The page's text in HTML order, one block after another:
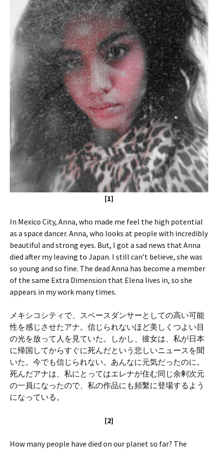
[1]
In Mexico City, Anna, who made me feel the high potential
as a space dancer. Anna, who looks at people with incredibly
beautiful and strong eyes. But, I got a sad news that Anna
died after my leaving to Japan. I still can’t believe, she was
so young and so fine. The dead Anna has become a member
of the same Extra Dimension that Elena lives in, so she
appears in my work many times.
メキシコシティで、スペースダンサーとしての高い可能
性を感じさせたアナ。信じられないほど美しくつよい目
の光を放って人を見ていた。しかし、彼女は、私が日本
に帰国してからすぐに死んだという悲しいニュースを聞
いた。今でも信じられない。あんなに元気だったのに。
死んだアナは、私にとってはエレナが住む同じ余剰次元
の一員になったので、私の作品にも頻繫に登場するよう
になっている。
[2]
How many people have died on our planet so far? The